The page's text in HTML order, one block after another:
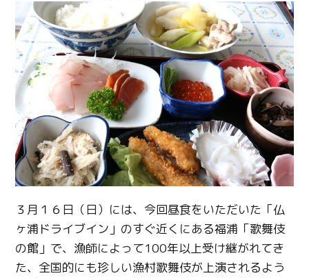
３月１６日（日）には、今回昼食をいただいた「仏
ヶ浦ドライブイン」のすぐ近くにある福浦「歌舞伎
の館」で、漁師によって100年以上受け継がれてき
た、全国的にも珍しい漁村歌舞伎が上演されるよう